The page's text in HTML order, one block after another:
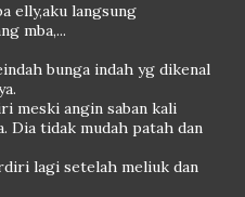
elly,aku langsung
mba,...
bunga indah yg dikenal
meski angin saban kali
Dia tidak mudah patah dan
lagi setelah meliuk dan